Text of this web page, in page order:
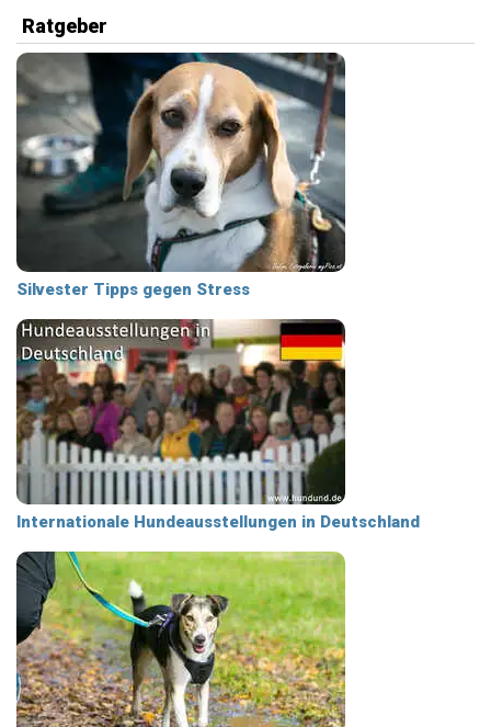
Ratgeber
Silvester Tipps gegen Stress
Internationale Hundeausstellungen in Deutschland